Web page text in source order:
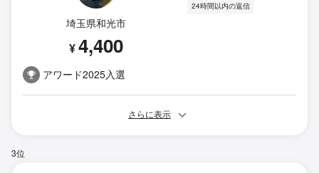
埼玉県和光市
¥4,400
アワード2025入選
24時間以内の返信
さらに表示
3位